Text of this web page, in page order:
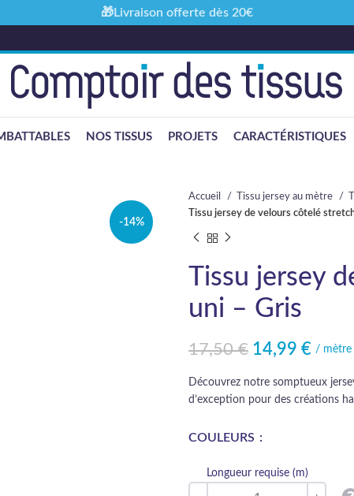
NOS TISSUS PROJETS CARACTÉRISTIQUES
-14%
Accueil Tissu jersey au mètre
Tissu jersey de velours côtelé
Tissu jersey
uni – Gris
17,50€
Le prix initial était : 17,50 €.
14,99 €
Le prix actuel est : 14,99 €./ mètre
Découvrez notre somptueux
d’exception pour des créations
COULEURS
Longueur requise (m)
🎁Livraison offerte dès 20€